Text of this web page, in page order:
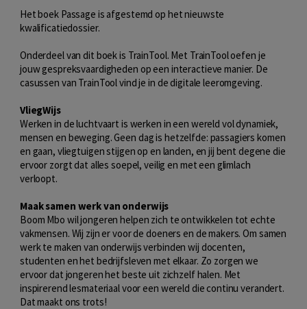
Het boek Passage is afgestemd op het nieuwste
kwalificatiedossier.
Onderdeel van dit boek is TrainTool. Met TrainTool oefen je
jouw gespreksvaardigheden op een interactieve manier. De
casussen van TrainTool vind je in de digitale leeromgeving.
VliegWijs
Werken in de luchtvaart is werken in een wereld vol dynamiek,
mensen en beweging. Geen dag is hetzelfde: passagiers komen
en gaan, vliegtuigen stijgen op en landen, en jij bent degene die
ervoor zorgt dat alles soepel, veilig en met een glimlach
verloopt.
Maak samen werk van onderwijs
Boom Mbo wil jongeren helpen zich te ontwikkelen tot echte
vakmensen. Wij zijn er voor de doeners en de makers. Om samen
werk te maken van onderwijs verbinden wij docenten,
studenten en het bedrijfsleven met elkaar. Zo zorgen we
ervoor dat jongeren het beste uit zichzelf halen. Met
inspirerend lesmateriaal voor een wereld die continu verandert.
Dat maakt ons trots!